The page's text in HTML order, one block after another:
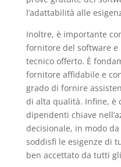
l’adattabilità alle
Inoltre, è importante
fornitore del software
tecnico offerto. È
fornitore affidabile e
grado di fornire
di alta qualità. Infine, è
dipendenti chiave
decisionale, in modo
soddisfi le esigenze di
ben accettato da tutti